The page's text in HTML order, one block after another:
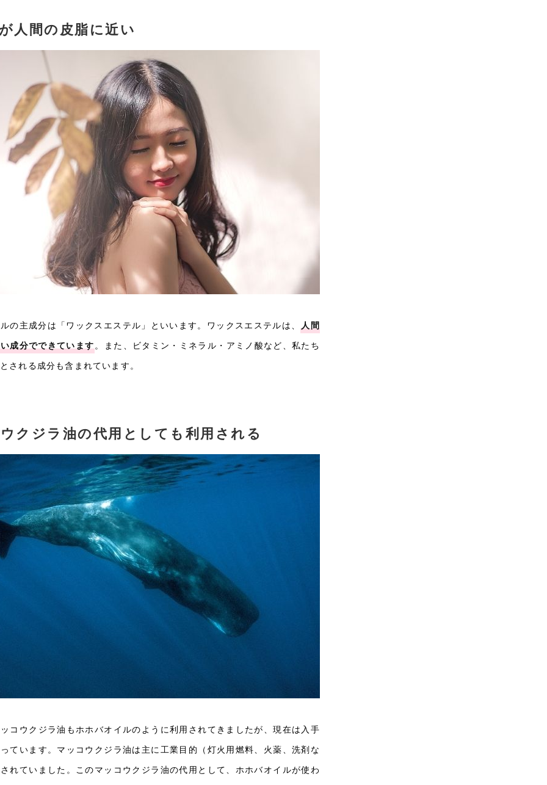
人間の皮脂に近い
の主成分は「ワックスエステル」といいます。ワックスエステルは、 人間
成分でできています 。また、ビタミン・ミネラル・アミノ酸など、私たち
される成分も含まれています。
クジラ油の代用としても利用される
コウクジラ油もホホバオイルのように利用されてきましたが、現在は入手
ています。マッコウクジラ油は主に工業目的（灯火用燃料、火薬、洗剤な
れていました。このマッコウクジラ油の代用として、ホホバオイルが使わ